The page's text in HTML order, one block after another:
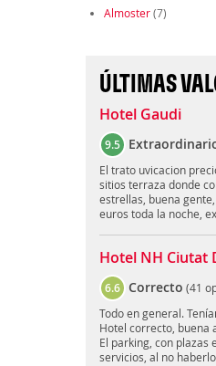
Almoster(7)
ÚLTIMAS
Hotel Gaudi
9.5
El trato uvicacion
sitios terraza donde
estrellas, buena
euros toda la noche,
Hotel NH Ciutat
6.6 Correcto (41
Todo en general.
Hotel correcto, buena
El parking, con plazas
servicios, al no